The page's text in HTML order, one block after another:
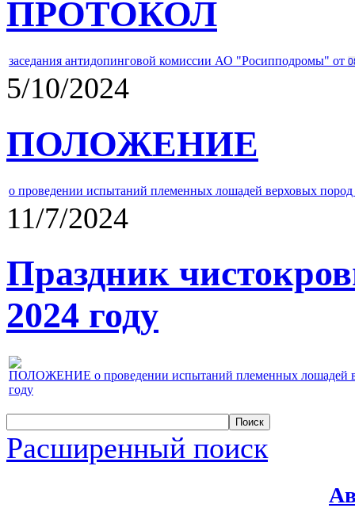
ПРОТОКОЛ
заседания антидопинговой комиссии АО "Росипподромы" от
5/10/2024
ПОЛОЖЕНИЕ
о проведении испытаний племенных лошадей верховых
11/7/2024
Праздник
2024 году
ПОЛОЖЕНИЕ о проведении испытаний племенных лошадей
году
Расширенный поиск